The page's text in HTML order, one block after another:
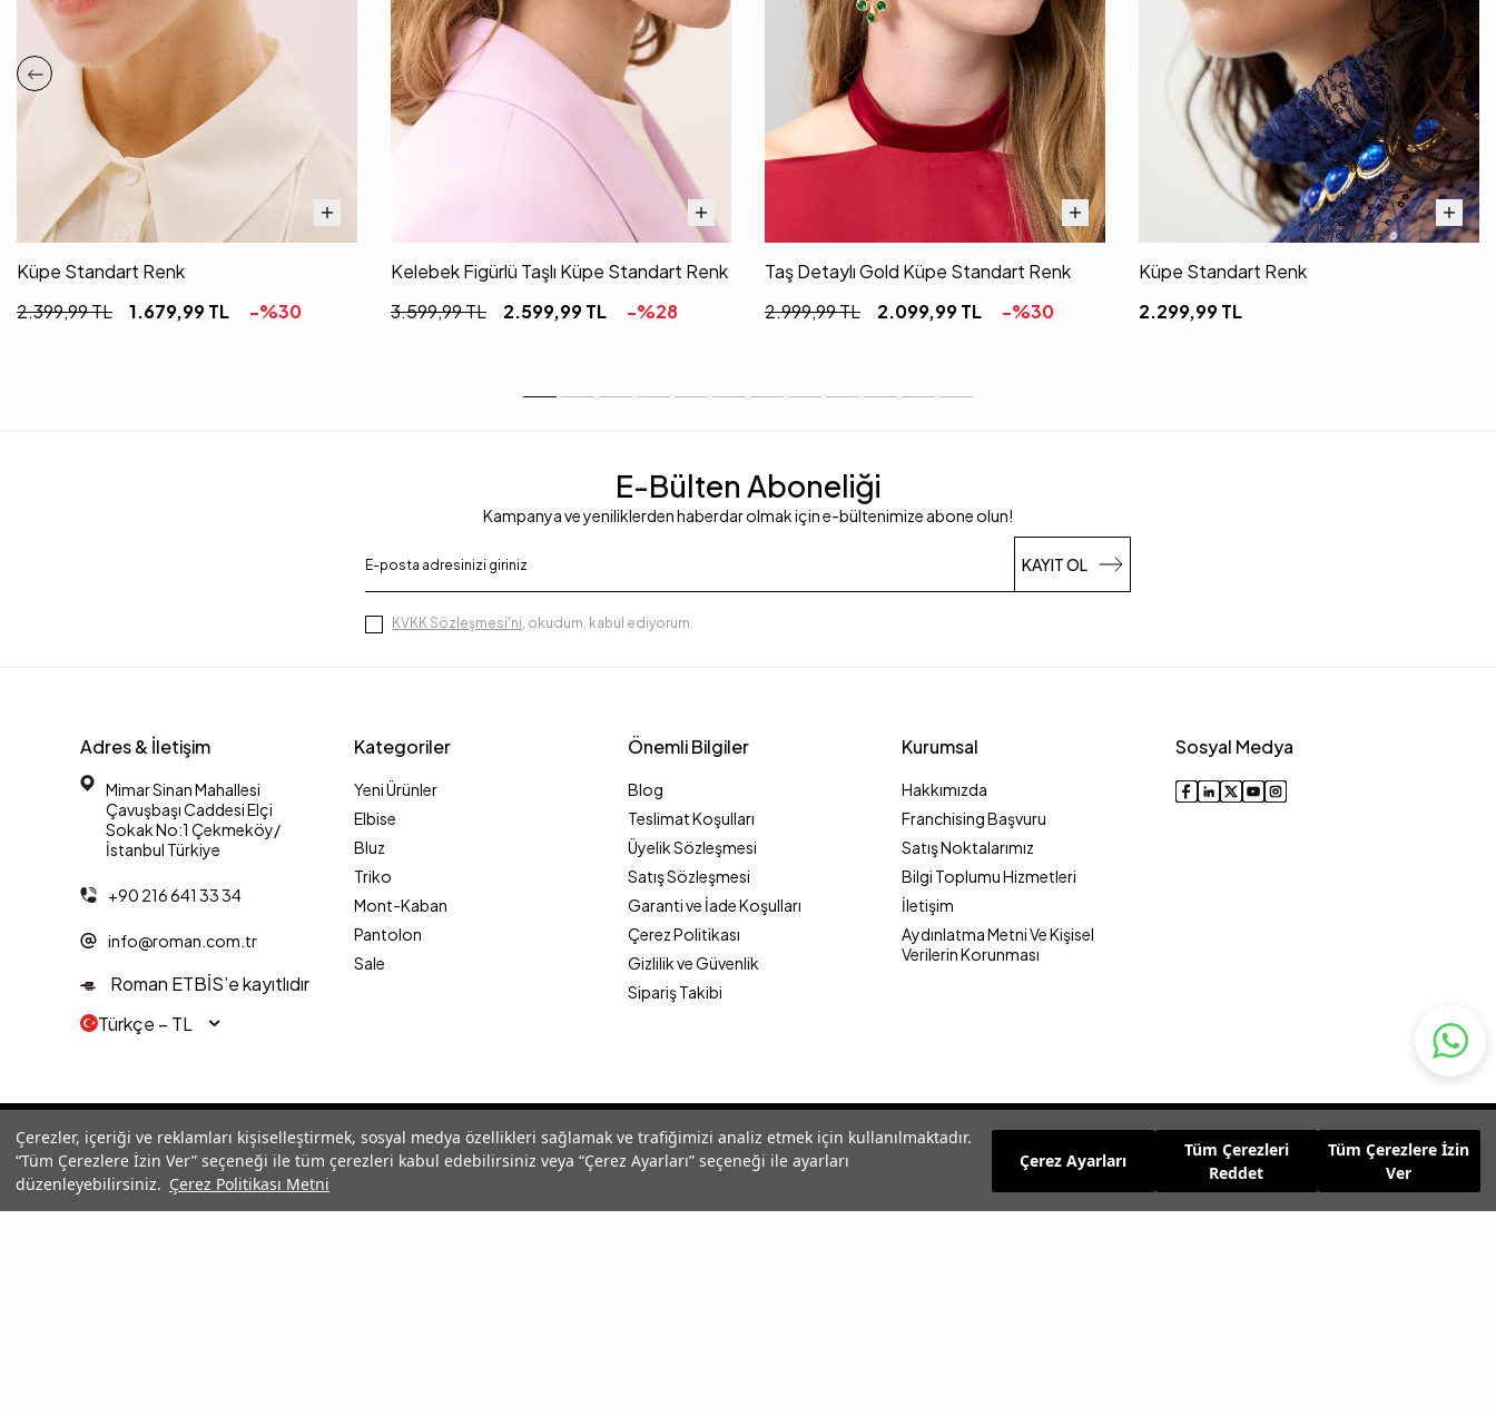
Çerezler, içeriği ve reklamları kişiselleştirmek, sosyal medya özellikleri sağlamak ve trafiğimizi analiz etmek için kullanılmaktadır.
“Tüm Çerezlere İzin Ver” seçeneği ile tüm çerezleri kabul edebilirsiniz veya “Çerez Ayarları” seçeneği ile ayarları
düzenleyebilirsiniz. Çerez Politikası Metni
Çerez Ayarları
Tüm Çerezleri
Reddet
Tüm Çerezlere İzin
Ver
Küpe Standart Renk
2.399,99TL 1.679,99TL -%30
Kelebek Figürlü Taşlı Küpe Standart Renk
3.599,99TL 2.599,99TL -%28
Taş Detaylı Gold Küpe Standart Renk
2.999,99TL 2.099,99TL -%30
Küpe Standart Renk
2.299,99TL
E-Bülten Aboneliği
Kampanya ve yeniliklerden haberdar olmak için e-bültenimize abone olun!
KAYIT OL
KVKK Sözleşmesi'ni, okudum, kabul ediyorum.
Adres & İletişim
Mimar Sinan Mahallesi
Çavuşbaşı Caddesi Elçi
Sokak No:1 Çekmeköy/
İstanbul Türkiye
+90 216 641 33 34
info@roman.com.tr
Roman ETBİS’e kayıtlıdır
Türkçe − TL
Kategoriler
Yeni Ürünler
Elbise
Bluz
Triko
Mont-Kaban
Pantolon
Sale
Önemli Bilgiler
Blog
Teslimat Koşulları
Üyelik Sözleşmesi
Satış Sözleşmesi
Garanti ve İade Koşulları
Çerez Politikası
Gizlilik ve Güvenlik
Sipariş Takibi
Kurumsal
Hakkımızda
Franchising Başvuru
Satış Noktalarımız
Bilgi Toplumu Hizmetleri
İletişim
Aydınlatma Metni Ve Kişisel
Verilerin Korunması
Sosyal Medya
© 2025 Roman® Tüm Hakları Saklıdır, İzinsiz kullanılamaz